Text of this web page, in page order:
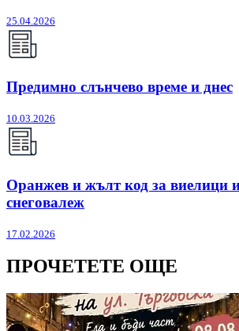
25.04.2026
Предимно слънчево време и днес
10.03.2026
Оранжев и жълт код за виелици
снеговалеж
17.02.2026
ПРОЧЕТЕТЕ ОЩЕ